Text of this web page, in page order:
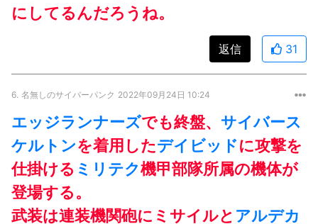
にしてるんだろうね。
返信 31
6. 名無しのサイバーパンク 2022年09月24日 10:24
エッジランナーズでも終盤、 サイバース
ケルトンを着用したデイビッドに攻撃を
仕掛ける ミリテク機甲部隊所属の機体が
登場する。
武装は連装機関砲にミサイルと アルデカ